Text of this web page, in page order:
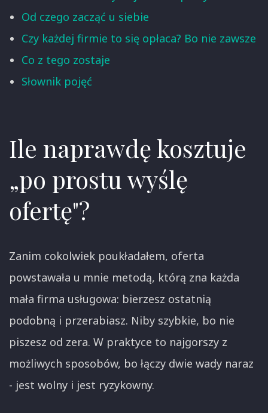
Od czego zacząć u siebie
Czy każdej firmie to się opłaca? Bo nie zawsze
Co z tego zostaje
Słownik pojęć
Ile naprawdę kosztuje
„po prostu wyślę
ofertę"?
Zanim cokolwiek poukładałem, oferta
powstawała u mnie metodą, którą zna każda
mała firma usługowa: bierzesz ostatnią
podobną i przerabiasz. Niby szybkie, bo nie
piszesz od zera. W praktyce to najgorszy z
możliwych sposobów, bo łączy dwie wady naraz
- jest wolny i jest ryzykowny.